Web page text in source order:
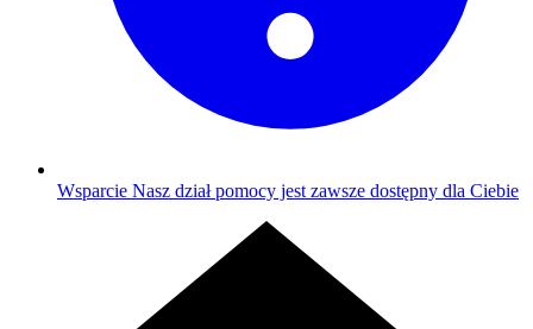
Wsparcie Nasz dział pomocy jest zawsze dostępny dla Ciebie